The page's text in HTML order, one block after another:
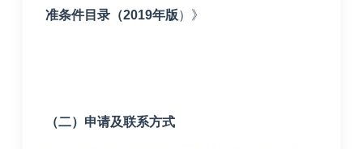
准条件目录（2019年版）》
（二）申请及联系方式